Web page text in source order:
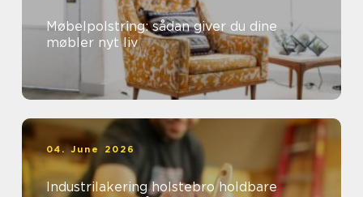
Møbelpolstring: sådan giver du dine
møbler nyt liv
04. June 2026
Industrilakering holstebro holdbare